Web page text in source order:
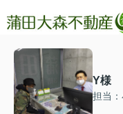
Y様
担当